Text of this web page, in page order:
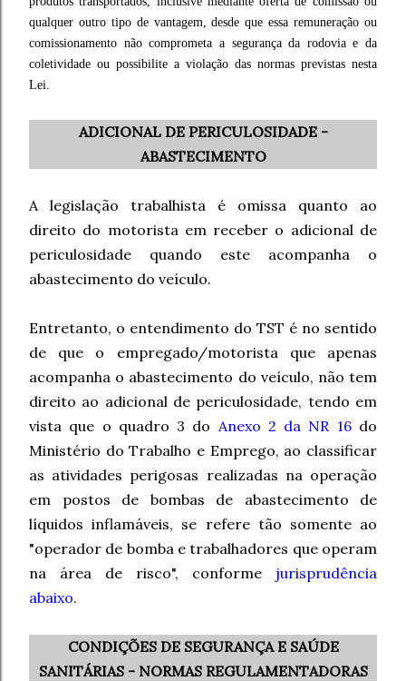
qualquer outro tipo de vantagem, desde que essa remuneração ou
comissionamento não comprometa a segurança da rodovia e da
coletividade ou possibilite a violação das normas previstas nesta
Lei.
ADICIONAL DE PERICULOSIDADE -
ABASTECIMENTO
A legislação trabalhista é omissa quanto ao
direito do motorista em receber o adicional de
periculosidade quando este acompanha o
abastecimento do veículo.
Entretanto, o entendimento do TST é no sentido
de que o empregado/motorista que apenas
acompanha o abastecimento do veículo, não tem
direito ao adicional de periculosidade, tendo em
vista que o quadro 3 do Anexo 2 da NR 16do
Ministério do Trabalho e Emprego, ao classificar
as atividades perigosas realizadas na operação
em postos de bombas de abastecimento de
líquidos inflamáveis, se refere tão somente ao
"operador de bomba e trabalhadores que operam
na área de risco", conforme jurisprudência
abaixo.
CONDIÇÕES DE SEGURANÇA E SAÚDE
SANITÁRIAS - NORMAS REGULAMENTADORAS